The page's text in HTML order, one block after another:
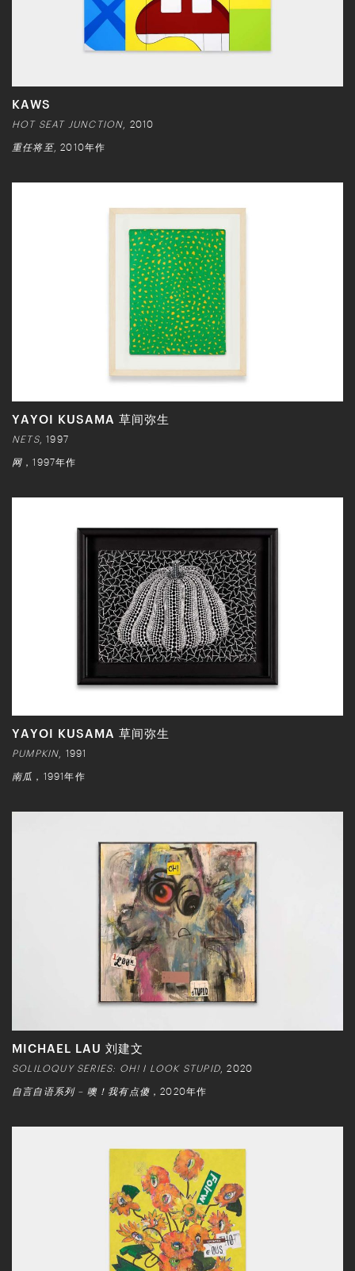
KAWS
HOT SEAT JUNCTION , 2010
重任将至, 2010年作
YAYOI KUSAMA 草间弥生
NETS, 1997
网 ，1997年作
YAYOI KUSAMA 草间弥生
PUMPKIN , 1991
南瓜 ，1991年作
MICHAEL LAU 刘建文
SOLILOQUY SERIES: OH! I LOOK STUPID , 2020
自言自语系列 – 噢！我有点傻 ，2020年作